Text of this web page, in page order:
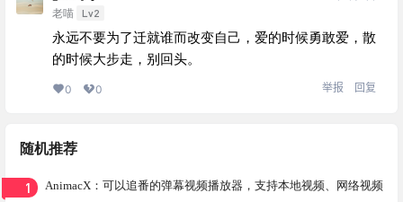
老喵 Lv2
永远不要为了迁就谁而改变自己，爱的时候勇敢爱，散
的时候大步走，别回头。
0 0 举报 回复
随机推荐
1 AnimacX：可以追番的弹幕视频播放器，支持本地视频、网络视频